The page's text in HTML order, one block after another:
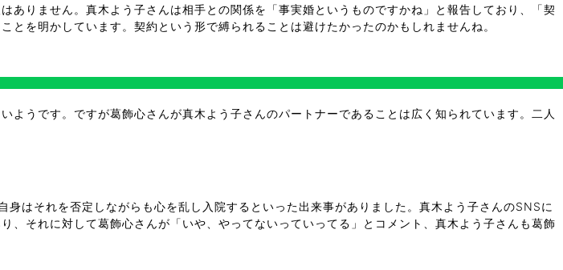
りません。真木よう子さんは相手との関係を「事実婚というものですかね」と報告しており、「契
を明かしています。契約という形で縛られることは避けたかったのかもしれませんね。
うです。ですが葛飾心さんが真木よう子さんのパートナーであることは広く知られています。二人
はそれを否定しながらも心を乱し入院するといった出来事がありました。真木よう子さんのSNSに
それに対して葛飾心さんが「いや、やってないっていってる」とコメント、真木よう子さんも葛飾